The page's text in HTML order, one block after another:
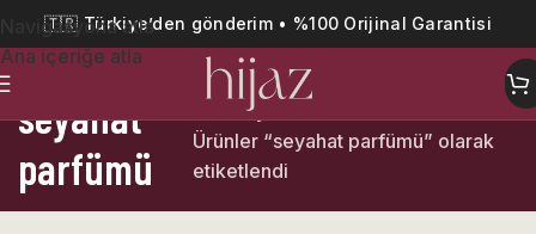
Navigasyona atla
Ana içeriğe atla
🇹🇷 Türkiye’den gönderim • %100 Orijinal Garantisi
seyahat
parfümü
Ana Sayfa
Ürünler “seyahat parfümü” olarak
etiketlendi